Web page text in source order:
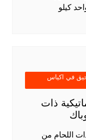
في اكياس
ذات
ذات اللحام من